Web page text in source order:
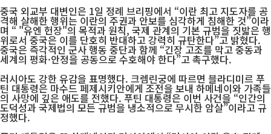
중국 외교부 대변인은 1일 정례 브리핑에서 “이란 최고 지도자를 공
격해 살해한 행위는 이란의 주권과 안보를 심각하게 침해한 것”이라
며 “ "유엔 헌장"의 목적과 원칙, 국제 관계의 기본 규범을 짓밟은 행
위로서 중국은 이를 단호히 반대하고 강력히 규탄한다”고 밝혔다.
중국은 즉각적인 군사 행동 중단과 함께 “긴장 고조를 막고 중동과
세계의 평화·안정을 공동으로 수호해야 한다”고 촉구했다.
러시아도 강한 유감을 표명했다. 크렘린궁에 따르면 블라디미르 푸
틴 대통령은 마수드 페제시키안에게 조전을 보내 하메네이와 가족들
의 사망에 깊은 애도를 전했다. 푸틴 대통령은 이번 사건을 “인간의
도덕성과 국제법의 모든 규범을 냉소적으로 무시한 암살”이라고 규
정했다.